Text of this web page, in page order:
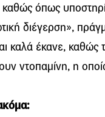
όπως
διέγερση»,
καλά έκανε, καθώς
ντοπαμίνη, η